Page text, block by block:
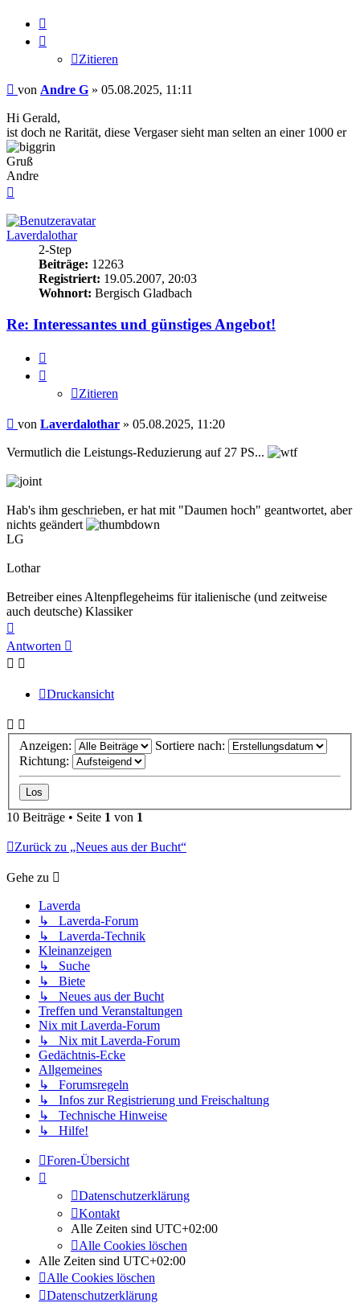
Zitieren
Beitrag
von Andre G » 05.08.2025, 11:11
Hi Gerald,
ist doch ne Rarität, diese Vergaser sieht man selten an einer 1000 er
Gruß
Andre
Laverdalothar
2-Step
Beiträge: 12263
Registriert: 19.05.2007, 20:03
Wohnort: Bergisch Gladbach
Re: Interessantes und günstiges Angebot!
Zitieren
Beitrag
von Laverdalothar » 05.08.2025, 11:20
Vermutlich die Leistungs-Reduzierung auf 27 PS...
Hab's ihm geschrieben, er hat mit "Daumen hoch" geantwortet, aber
nichts geändert
LG
Lothar
Betreiber eines Altenpflegeheims für italienische (und zeitweise
auch deutsche) Klassiker
oben
Antworten
Druckansicht
Anzeigen:
Sortiere nach:
Richtung:
10 Beiträge • Seite 1 von 1
Zurück zu „Neues aus der Bucht“
Gehe zu
Laverda
↳ Laverda-Forum
↳ Laverda-Technik
Kleinanzeigen
↳ Suche
↳ Biete
↳ Neues aus der Bucht
Treffen und Veranstaltungen
Nix mit Laverda-Forum
↳ Nix mit Laverda-Forum
Gedächtnis-Ecke
Allgemeines
↳ Forumsregeln
↳ Infos zur Registrierung und Freischaltung
↳ Technische Hinweise
↳ Hilfe!
Foren-Übersicht
Datenschutzerklärung
Kontakt
Alle Zeiten sind UTC+02:00
Alle Cookies löschen
Alle Zeiten sind UTC+02:00
Alle Cookies löschen
Datenschutzerklärung